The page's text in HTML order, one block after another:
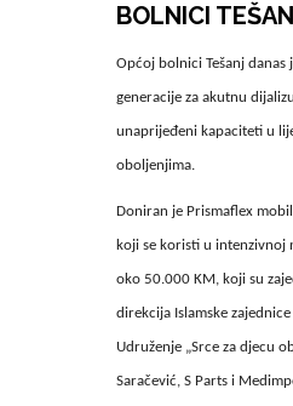
BOLNICI
Općoj bolnici Tešanj
generacije za akutnu
unaprijeđeni kapaciteti u
oboljenjima.
Doniran je Prismaflex
koji se koristi u intenzivnoj
oko 50.000 KM, koji su
direkcija Islamske
Udruženje „Srce za djecu
Saračević, S Parts i